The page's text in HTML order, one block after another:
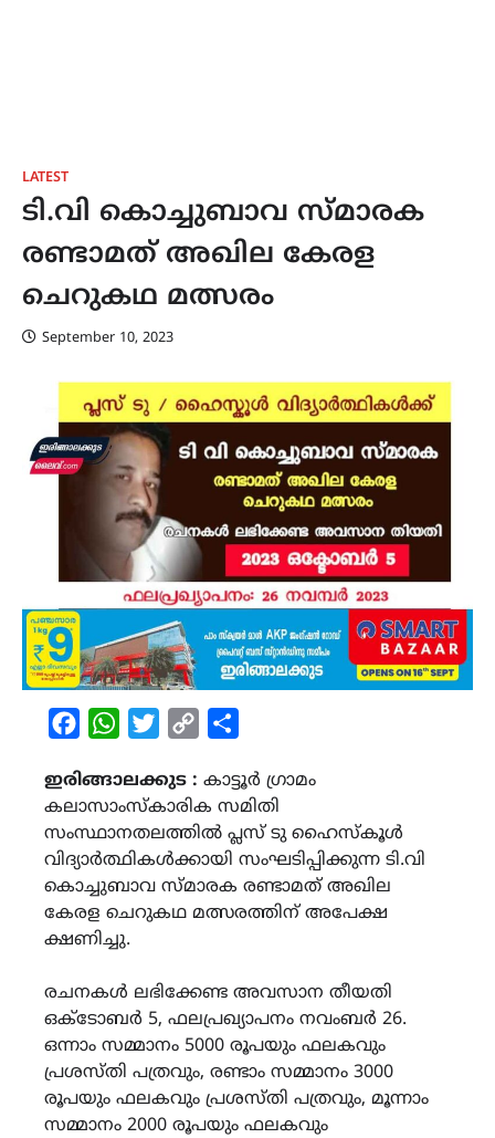
LATEST
ടി.വി കൊച്ചുബാവ സ്മാരക
രണ്ടാമത് അഖില കേരള
ചെറുകഥ മത്സരം
September 10, 2023
FacebookWhatsAppTwitterCopy
ഇരിങ്ങാലക്കുട : കാട്ടൂർ ഗ്രാമം
കലാസാംസ്കാരിക സമിതി
സംസ്ഥാനതലത്തിൽ പ്ലസ് ടു ഹൈസ്കൂൾ
വിദ്യാർത്ഥികൾക്കായി സംഘടിപ്പിക്കുന്ന ടി.വി
കൊച്ചുബാവ സ്മാരക രണ്ടാമത് അഖില
കേരള ചെറുകഥ മത്സരത്തിന് അപേക്ഷ
ക്ഷണിച്ചു.
രചനകൾ ലഭിക്കേണ്ട അവസാന തീയതി
ഒക്ടോബർ 5, ഫലപ്രഖ്യാപനം നവംബർ 26.
ഒന്നാം സമ്മാനം 5000 രൂപയും ഫലകവും
പ്രശസ്തി പത്രവും, രണ്ടാം സമ്മാനം 3000
രൂപയും ഫലകവും പ്രശസ്തി പത്രവും, മൂന്നാം
സമ്മാനം 2000 രൂപയും ഫലകവും